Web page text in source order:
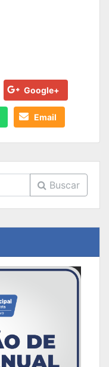
Google+
Email
Buscar